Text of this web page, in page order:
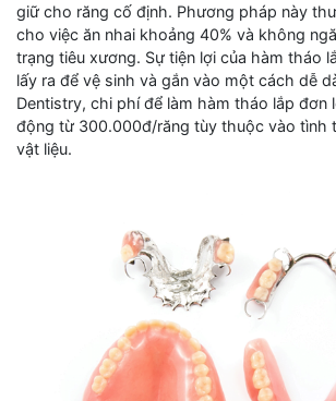
giữ cho răng cố định. Phương pháp này
cho việc ăn nhai khoảng 40% và không
trạng tiêu xương. Sự tiện lợi của hàm tháo
lấy ra để vệ sinh và gắn vào một cách dễ
Dentistry, chi phí để làm hàm tháo lắp đơn
động từ 300.000đ/răng tùy thuộc vào tình
vật liệu.